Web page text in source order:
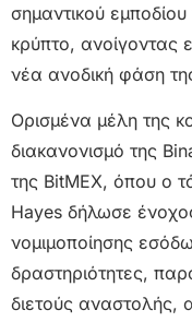
σημαντικού
κρύπτο, ανοίγοντας
νέα ανοδική φάση
Ορισμένα μέλη της
διακανονισμό της
της BitMEX, όπου ο
Hayes δήλωσε
νομιμοποίησης
δραστηριότητες,
διετούς αναστολής,